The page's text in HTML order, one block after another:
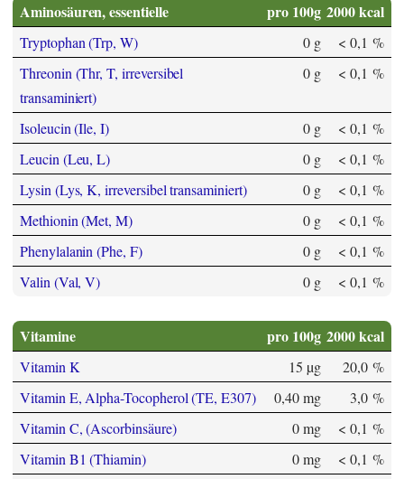
Aminosäuren, essentielle pro 100g 2000 kcal
Tryptophan (Trp, W) 0 g
< 0,1 %
Threonin (Thr, T, irreversibel
transaminiert)
0 g < 0,1 %
Isoleucin (Ile, I) 0 g
< 0,1 %
Leucin (Leu, L)
0 g
< 0,1 %
Lysin (Lys, K, irreversibel transaminiert)
0 g
< 0,1 %
Methionin (Met, M)
0 g
< 0,1 %
Phenylalanin (Phe, F)
0 g
< 0,1 %
Valin (Val, V)
0 g < 0,1 %
Vitamine pro 100g 2000 kcal
Vitamin K 15 µg
20,0 %
Vitamin E, Alpha-Tocopherol (TE, E307)
0,40 mg
3,0 %
Vitamin C, (Ascorbinsäure)
0 mg
< 0,1 %
Vitamin B1 (Thiamin)
0 mg
< 0,1 %